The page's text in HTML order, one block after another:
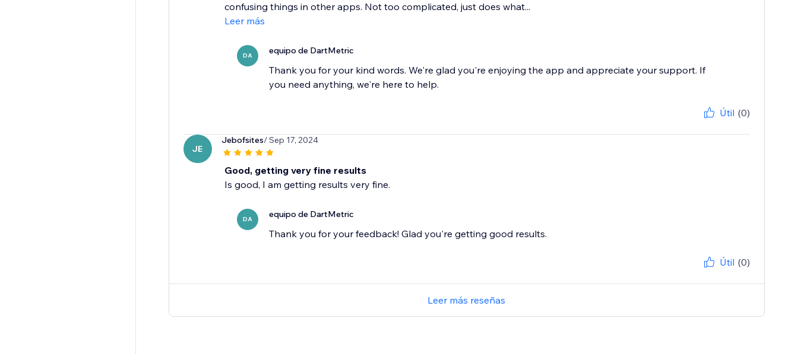
confusing things in other apps. Not too complicated, just does what...
Leer más
DA equipo de DartMetric
Thank you for your kind words. We're glad you're enjoying the app and appreciate your support. If
you need anything, we're here to help.
Útil (0)
JE
Jebofsites/ Sep 17, 2024
Good, getting very fine results
Is good, I am getting results very fine.
DA equipo de DartMetric
Thank you for your feedback! Glad you're getting good results.
Útil (0)
Leer más reseñas